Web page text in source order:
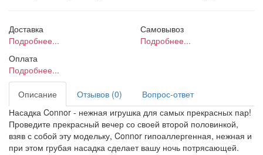
Доставка
Подробнее...
Самовывоз
Подробнее...
Оплата
Подробнее...
Описание Отзывов (0)
Вопрос-ответ
Насадка Connor - нежная игрушка для самых прекрасных пар!
Проведите прекрасный вечер со своей второй половинкой,
взяв с собой эту модельку, Connor гипоаллергенная, нежная и
при этом грубая насадка сделает вашу ночь потрясающей.